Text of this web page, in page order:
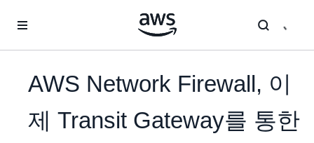
AWS Network Firewall, 이
제 Transit Gateway를 통한